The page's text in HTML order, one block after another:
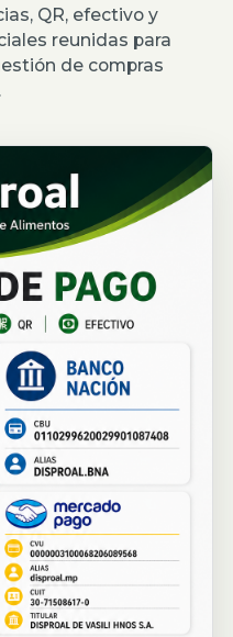
QR, efectivo y
reunidas para
de compras